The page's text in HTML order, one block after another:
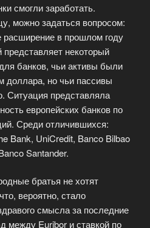
смогли заработать.
можно задаться вопросом:
расширение в прошлом году
некоторый
банков, чьи активы были
доллара, но чьи пассивы
Ситуация представляла
европейских банков по
Среди отличившихся:
Bank, UniCredit, Banco Bilbao
Santander.
братья не хотят
вероятно, стало
смысла за последние
между Euribor и ставкой по